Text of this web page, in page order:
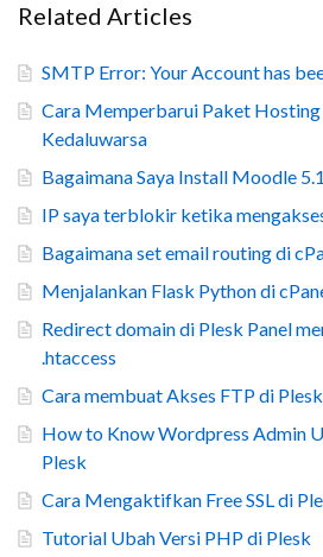
Related Articles
SMTP Error: Your Account has
Cara Memperbarui Paket Hosting
Kedaluwarsa
Bagaimana Saya Install Moodle
IP saya terblokir ketika
Bagaimana set email routing di
Menjalankan Flask Python di
Redirect domain di Plesk Panel
.htaccess
Cara membuat Akses FTP di
How to Know Wordpress Admin
Plesk
Cara Mengaktifkan Free SSL di
Tutorial Ubah Versi PHP di Plesk